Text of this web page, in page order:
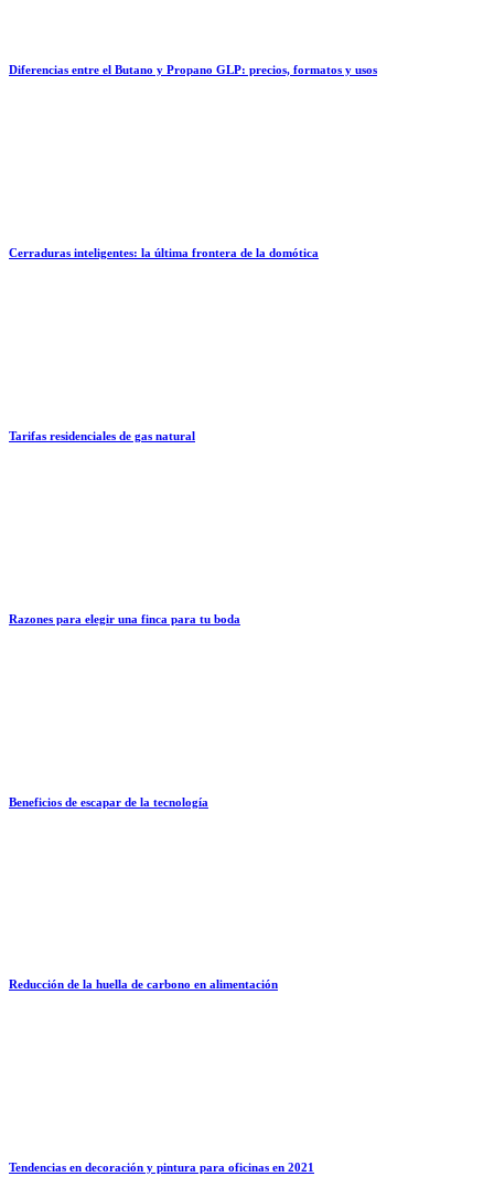
Diferencias entre el Butano y Propano GLP: precios, formatos y usos
Cerraduras inteligentes: la última frontera de la domótica
Tarifas residenciales de gas natural
Razones para elegir una finca para tu boda
Beneficios de escapar de la tecnología
Reducción de la huella de carbono en alimentación
Tendencias en decoración y pintura para oficinas en 2021